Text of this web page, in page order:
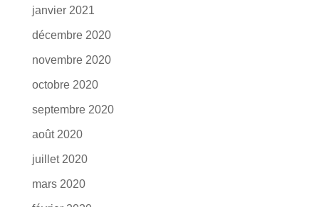
janvier 2021
décembre 2020
novembre 2020
octobre 2020
septembre 2020
août 2020
juillet 2020
mars 2020